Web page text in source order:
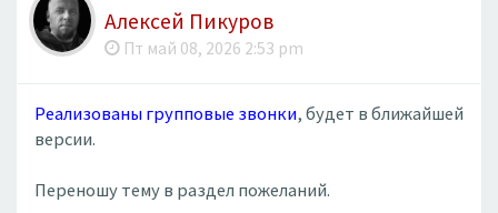
Алексей Пикуров
Пт май 08, 2026 2:53 pm
Реализованы групповые звонки, будет в ближайшей
версии.
Переношу тему в раздел пожеланий.